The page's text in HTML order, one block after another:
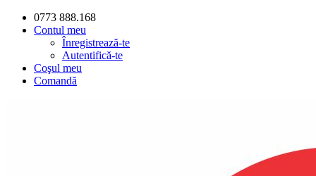
0773 888.168
Contul meu
Înregistrează-te
Autentifică-te
Coşul meu
Comandă